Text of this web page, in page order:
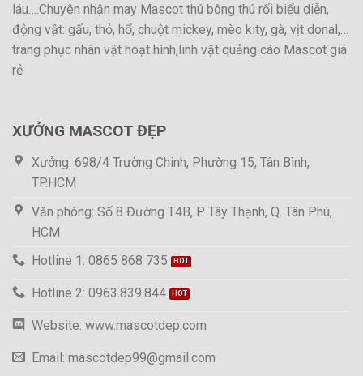
láu….Chuyên nhận may Mascot thú bông thú rối biểu diễn,
động vật: gấu, thỏ, hổ, chuột mickey, mèo kity, gà, vịt donal,…
trang phục nhân vật hoạt hình,linh vật quảng cáo Mascot giá
rẻ
XƯỞNG MASCOT ĐẸP
Xưởng: 698/4 Trường Chinh, Phường 15, Tân Bình,
TP.HCM
Văn phòng: Số 8 Đường T4B, P. Tây Thạnh, Q. Tân Phú,
HCM
Hotline 1: 0865 868 735
Hotline 2: 0963.839.844
Website: www.mascotdep.com
Email: mascotdep99@gmail.com